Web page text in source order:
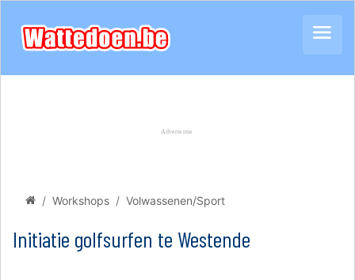
Workshops Volwassenen/Sport
Initiatie golfsurfen te Westende